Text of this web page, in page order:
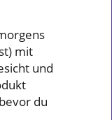
mit
und
du